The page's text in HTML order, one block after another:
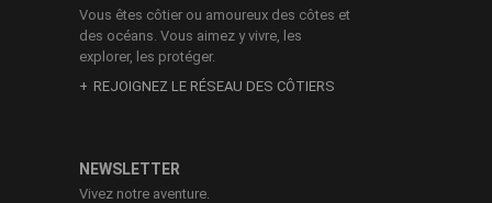
Vous êtes côtier ou amoureux des côtes et
des océans. Vous aimez y vivre, les
explorer, les protéger.
REJOIGNEZ LE RÉSEAU DES CÔTIERS
NEWSLETTER
Vivez notre aventure.